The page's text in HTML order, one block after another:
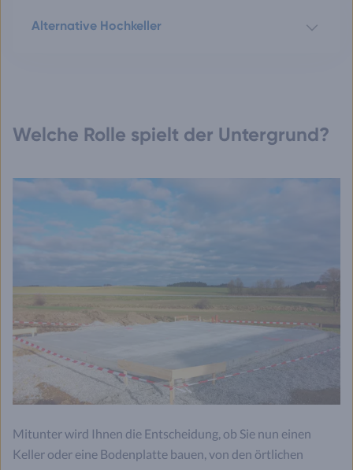
Alternative Hochkeller
Welche Rolle spielt der Untergrund?
Mitunter wird Ihnen die Entscheidung, ob Sie nun einen
Keller oder eine Bodenplatte bauen, von den örtlichen